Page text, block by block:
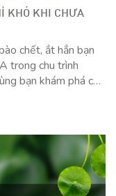
KHÓ KHI CHƯA
chết, ắt hẳn bạn
trong chu trình
bạn khám phá cái